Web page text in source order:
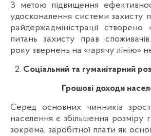
З метою підвищення
удосконалення системи захисту
райдержадміністрації створено
питань захисту прав
року звернень на «гарячу лінію»
Соціальний та гуманітарний
Грошові доходи
Серед основних чинників
населення є збільшення розміру
зокрема, заробітної плати як